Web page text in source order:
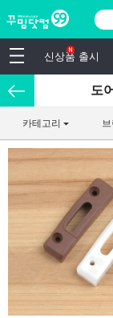
신상품 출시
도
카테고리